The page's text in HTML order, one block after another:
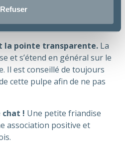
Refuser
en appuyant doucement sur
et l’index.
la pointe transparente. La
et s’étend en général sur le
Il est conseillé de toujours
cette pulpe afin de ne pas
chat ! Une petite friandise
association positive et